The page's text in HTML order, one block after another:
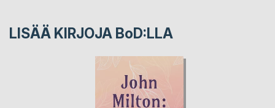
LISÄÄ KIRJOJA BoD:LLA